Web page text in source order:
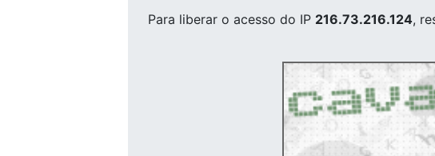
Para liberar o acesso do IP 216.73.216.124,